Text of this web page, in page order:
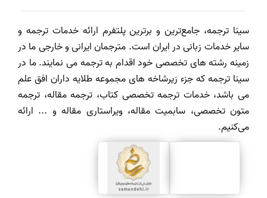
سینا ترجمه، جامع‌ترین و برترین پلتفرم ارائه خدمات ترجمه و
سایر خدمات زبانی در ایران است. مترجمان ایرانی و خارجی ما در
زمینه رشته های تخصصی خود اقدام به ترجمه می نمایند. ما در
سینا ترجمه که جزء زیرشاخه های مجموعه طلایه داران افق علم
می باشد، خدمات ترجمه تخصصی کتاب، ترجمه مقاله، ترجمه
متون تخصصی، سابمیت مقاله، ویراستاری مقاله و ... ارائه
می‌کنیم.